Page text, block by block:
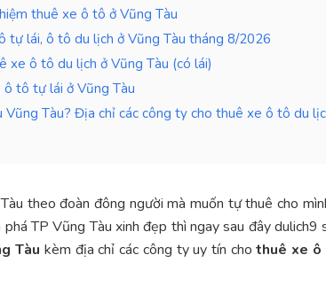
thuê xe ô tô ở Vũng Tàu
tự lái, ô tô du lịch ở Vũng Tàu tháng 8/2026
xe ô tô du lịch ở Vũng Tàu (có lái)
tô tự lái ở Vũng Tàu
Vũng Tàu? Địa chỉ các công ty cho thuê xe ô tô du
theo đoàn đông người mà muốn tự thuê cho
TP Vũng Tàu xinh đẹp thì ngay sau đây dulich9
Tàu kèm địa chỉ các công ty uy tín cho thuê xe ô